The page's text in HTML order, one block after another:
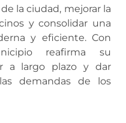
la ciudad, mejorar la
y consolidar una
y eficiente. Con
reafirma su
a largo plazo y dar
demandas de los